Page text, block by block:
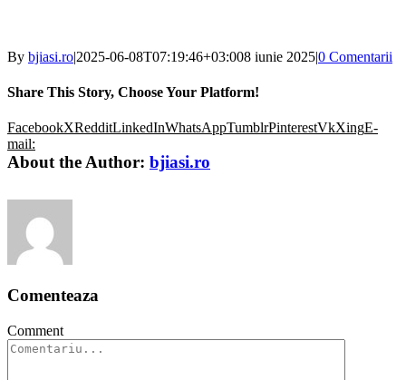
By bjiasi.ro|2025-06-08T07:19:46+03:008 iunie 2025|0 Comentarii
Share This Story, Choose Your Platform!
FacebookXRedditLinkedInWhatsAppTumblrPinterestVkXingE-
mail:
About the Author: bjiasi.ro
Comenteaza
Comment